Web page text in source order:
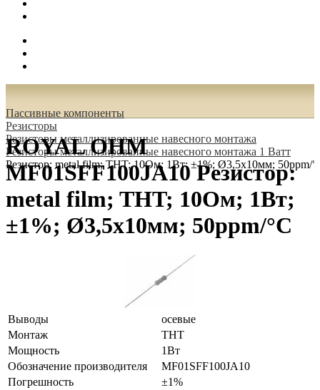
Пассивные компоненты
Резисторы
Резисторы металлизированные навесного монтажа
Резисторы металлизированные навесного монтажа 1 Ватт
Резистор: metal film; THT; 10Ом; 1Вт; ±1%; Ø3,5x10мм; 50ppm/
ROYAL OHM
MF01SFF100JA10 Резистор:
metal film; THT; 10Ом; 1Вт;
±1%; Ø3,5x10мм; 50ppm/°C
Выводы
осевые
Монтаж
THT
Мощность
1Вт
Обозначение производителя
MF01SFF100JA10
Погрешность
±1%